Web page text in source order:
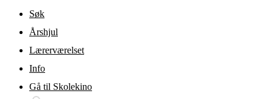
Gå til hovedinnhold
Søk
Årshjul
Lærerværelset
Info
Gå til Skolekino